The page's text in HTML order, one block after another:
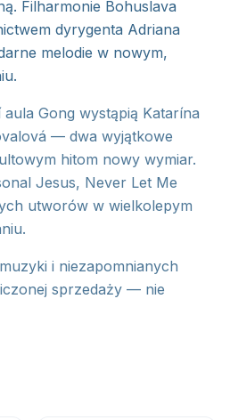
Filharmonie Bohuslava
dyrygenta Adriana
melodie w nowym,
Gong wystąpią Katarína
— dwa wyjątkowe
hitom nowy wymiar.
Jesus, Never Let Me
utworów w wielkolepym
i niezapomnianych
sprzedaży — nie